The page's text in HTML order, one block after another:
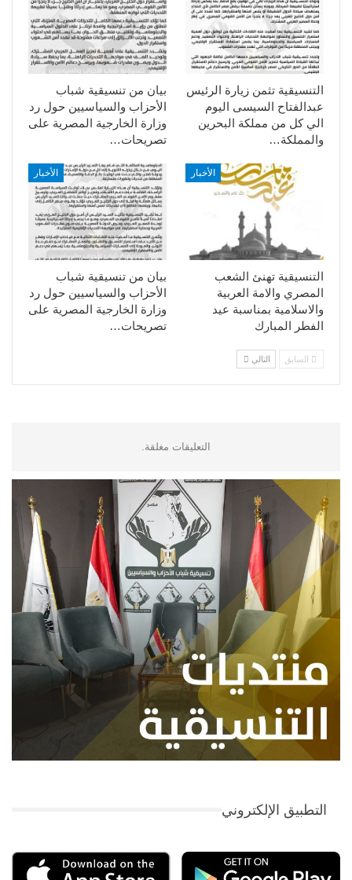
بيان من تنسيقية شباب
الأحزاب والسياسيين حول رد
وزارة الخارجية المصرية على
تصريحات…
التنسيقية تثمن زيارة الرئيس
عبدالفتاح السيسى اليوم
الي كل من مملكة البحرين
والمملكة…
الأخبار
بيان من تنسيقية شباب
الأحزاب والسياسيين حول رد
وزارة الخارجية المصرية على
تصريحات…
الأخبار
التنسيقية تهنئ الشعب
المصري والامة العربية
والاسلامية بمناسبة عيد
الفطر المبارك
السابق التالي
التعليقات مغلقة.
التطبيق الإلكتروني